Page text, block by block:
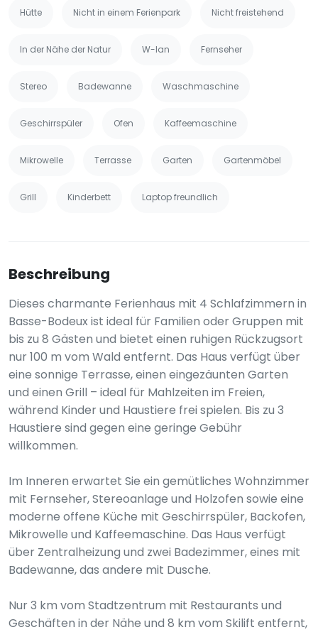
Hütte Nicht in einem Ferienpark Nicht freistehend
In der Nähe der Natur W-lan Fernseher
Stereo Badewanne Waschmaschine
Geschirrspüler Ofen Kaffeemaschine
Mikrowelle Terrasse Garten Gartenmöbel
Grill Kinderbett Laptop freundlich
Beschreibung
Dieses charmante Ferienhaus mit 4 Schlafzimmern in
Basse-Bodeux ist ideal für Familien oder Gruppen mit
bis zu 8 Gästen und bietet einen ruhigen Rückzugsort
nur 100 m vom Wald entfernt. Das Haus verfügt über
eine sonnige Terrasse, einen eingezäunten Garten
und einen Grill – ideal für Mahlzeiten im Freien,
während Kinder und Haustiere frei spielen. Bis zu 3
Haustiere sind gegen eine geringe Gebühr
willkommen.
Im Inneren erwartet Sie ein gemütliches Wohnzimmer
mit Fernseher, Stereoanlage und Holzofen sowie eine
moderne offene Küche mit Geschirrspüler, Backofen,
Mikrowelle und Kaffeemaschine. Das Haus verfügt
über Zentralheizung und zwei Badezimmer, eines mit
Badewanne, das andere mit Dusche.
Nur 3 km vom Stadtzentrum mit Restaurants und
Geschäften in der Nähe und 8 km vom Skilift entfernt,